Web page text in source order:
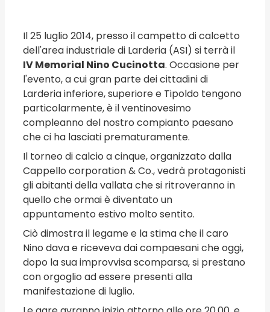
Il 25 luglio 2014, presso il campetto di calcetto
dell'area industriale di Larderia (ASI) si terrà il
IV Memorial Nino Cucinotta. Occasione per
l'evento, a cui gran parte dei cittadini di
Larderia inferiore, superiore e Tipoldo tengono
particolarmente, è il ventinovesimo
compleanno del nostro compianto paesano
che ci ha lasciati prematuramente.
Il torneo di calcio a cinque, organizzato dalla
Cappello corporation & Co., vedrà protagonisti
gli abitanti della vallata che si ritroveranno in
quello che ormai è diventato un
appuntamento estivo molto sentito.
Ciò dimostra il legame e la stima che il caro
Nino dava e riceveva dai compaesani che oggi,
dopo la sua improvvisa scomparsa, si prestano
con orgoglio ad essere presenti alla
manifestazione di luglio.